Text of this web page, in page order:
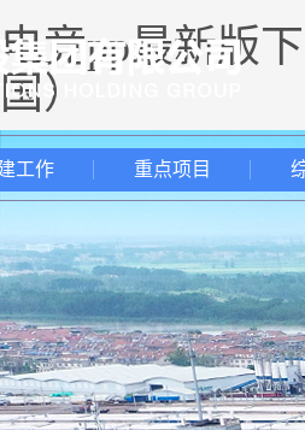
电竞pp最新版
国）
工作 重点项目